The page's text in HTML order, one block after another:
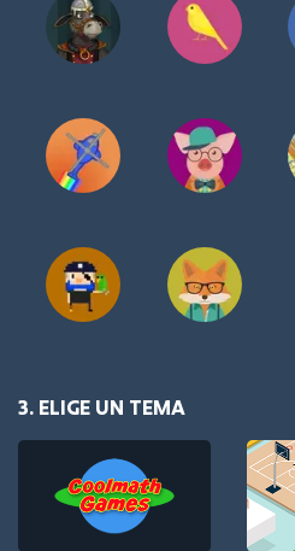
3. ELIGE UN TEMA